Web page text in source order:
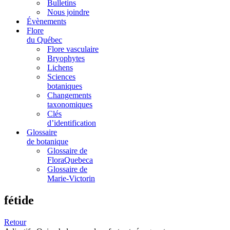
Bulletins
Nous joindre
Évènements
Flore
du Québec
Flore vasculaire
Bryophytes
Lichens
Sciences
botaniques
Changements
taxonomiques
Clés
d’identification
Glossaire
de botanique
Glossaire de
FloraQuebeca
Glossaire de
Marie-Victorin
fétide
Retour